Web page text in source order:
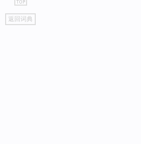
go
top
返回词典